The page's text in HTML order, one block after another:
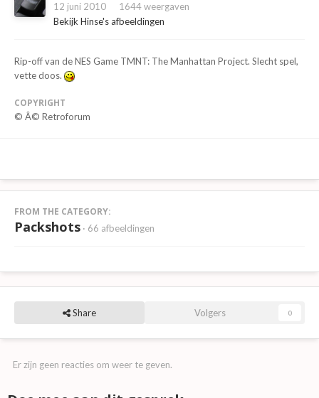
12 juni 2010
1644 weergaven
Bekijk Hinse's afbeeldingen
Rip-off van de NES Game TMNT: The Manhattan Project. Slecht spel,
vette doos.
COPYRIGHT
© Â© Retroforum
FROM THE CATEGORY:
Packshots · 66 afbeeldingen
Share Volgers 0
Er zijn geen reacties om weer te geven.